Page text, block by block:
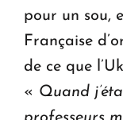
pour un sou,
Française
de ce que
« Quand